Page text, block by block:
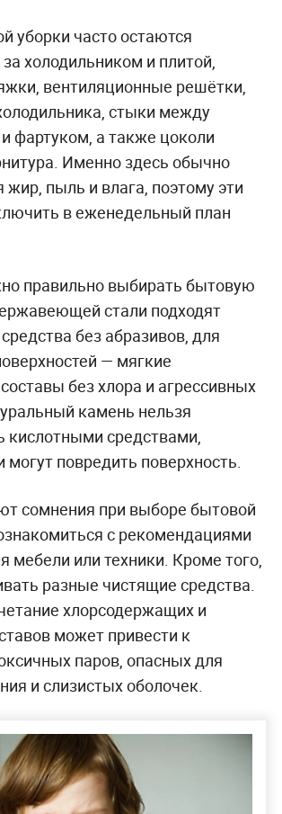
уборки часто остаются
холодильником и плитой,
вентиляционные решётки,
стыки между
фартуком, а также цоколи
Именно здесь обычно
жир, пыль и влага, поэтому эти
в еженедельный план
правильно выбирать бытовую
стали подходят
без абразивов, для
— мягкие
без хлора и агрессивных
камень нельзя
кислотными средствами,
могут повредить поверхность.
сомнения при выборе бытовой
с рекомендациями
мебели или техники. Кроме того,
разные чистящие средства.
хлорсодержащих и
может привести к
паров, опасных для
и слизистых оболочек.